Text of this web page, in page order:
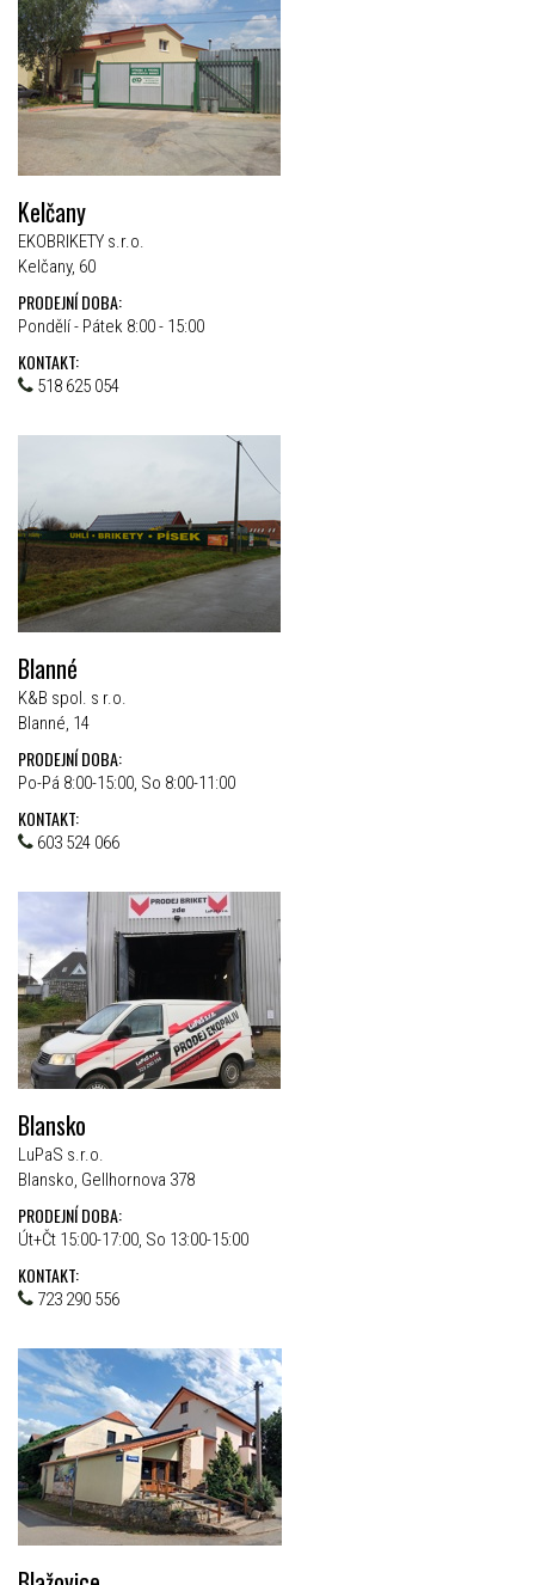
Kelčany
EKOBRIKETY s.r.o.
Kelčany, 60
PRODEJNÍ DOBA:
Pondělí - Pátek 8:00 - 15:00
KONTAKT:
518 625 054
Blanné
K&B spol. s r.o.
Blanné, 14
PRODEJNÍ DOBA:
Po-Pá 8:00-15:00, So 8:00-11:00
KONTAKT:
603 524 066
Blansko
LuPaS s.r.o.
Blansko, Gellhornova 378
PRODEJNÍ DOBA:
Út+Čt 15:00-17:00, So 13:00-15:00
KONTAKT:
723 290 556